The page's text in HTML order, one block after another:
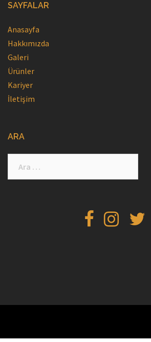
SAYFALAR
Anasayfa
Hakkımızda
Galeri
Ürünler
Kariyer
İletişim
ARA
facebookinstagram